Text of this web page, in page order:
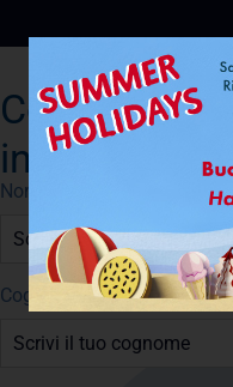
Compila il
informazioni
Nome
Cognome